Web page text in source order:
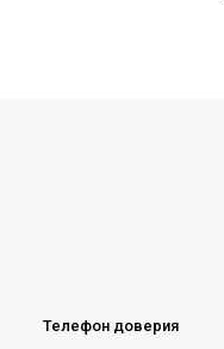
Телефон доверия